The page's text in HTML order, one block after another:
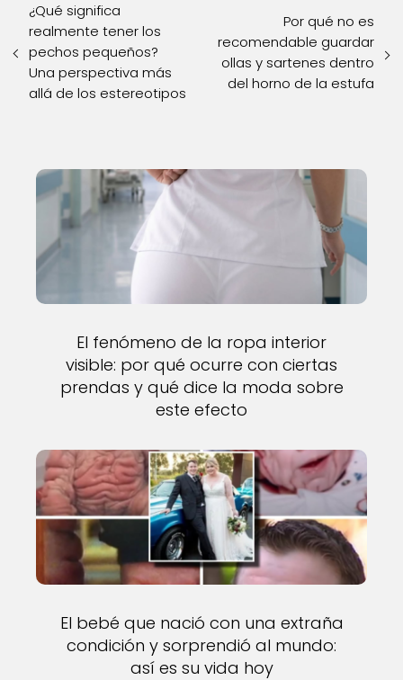
¿Qué significa
realmente tener los
pechos pequeños?
Una perspectiva más
allá de los estereotipos
Por qué no es
recomendable guardar
ollas y sartenes dentro
del horno de la estufa
El fenómeno de la ropa interior
visible: por qué ocurre con ciertas
prendas y qué dice la moda sobre
este efecto
El bebé que nació con una extraña
condición y sorprendió al mundo:
así es su vida hoy